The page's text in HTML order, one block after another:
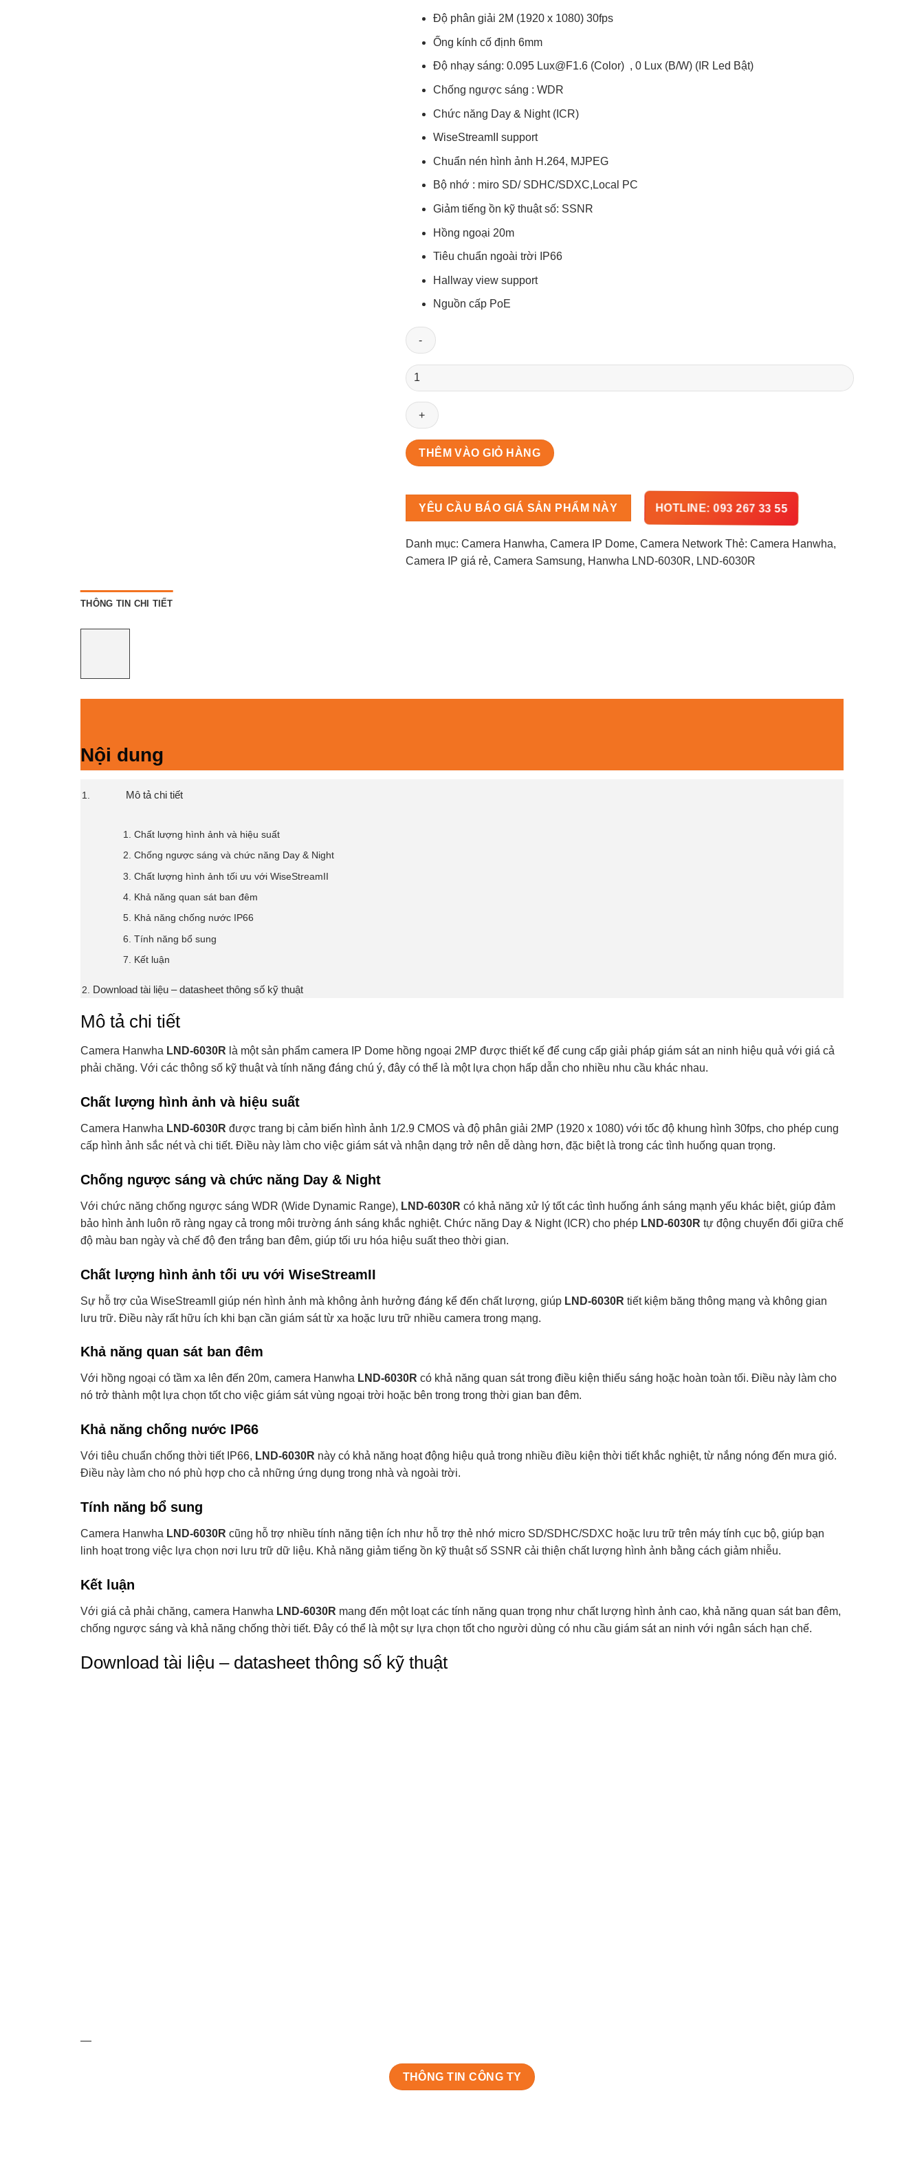
Độ phân giải 2M (1920 x 1080) 30fps
Ống kính cố định 6mm
Độ nhạy sáng: 0.095 Lux@F1.6 (Color) , 0 Lux (B/W) (IR Led Bật)
Chống ngược sáng : WDR
Chức năng Day & Night (ICR)
WiseStreamII support
Chuẩn nén hình ảnh H.264, MJPEG
Bộ nhớ : miro SD/ SDHC/SDXC,Local PC
Giảm tiếng ồn kỹ thuật số: SSNR
Hồng ngoại 20m
Tiêu chuẩn ngoài trời IP66
Hallway view support
Nguồn cấp PoE
LND-
6030R
số
lượng
THÊM VÀO GIỎ HÀNG
YÊU CẦU BÁO GIÁ SẢN PHẨM NÀY HOTLINE: 093 267 33 55
Danh mục: Camera Hanwha, Camera IP Dome, Camera Network Thẻ: Camera Hanwha,
Camera IP giá rẻ, Camera Samsung, Hanwha LND-6030R, LND-6030R
THÔNG TIN CHI TIẾT
Nội dung
Mô tả chi tiết
Chất lượng hình ảnh và hiệu suất
Chống ngược sáng và chức năng Day & Night
Chất lượng hình ảnh tối ưu với WiseStreamII
Khả năng quan sát ban đêm
Khả năng chống nước IP66
Tính năng bổ sung
Kết luận
Download tài liệu – datasheet thông số kỹ thuật
Mô tả chi tiết
Camera Hanwha LND-6030R là một sản phẩm camera IP Dome hồng ngoại 2MP được thiết kế để cung cấp giải pháp giám sát an ninh hiệu quả với giá cả
phải chăng. Với các thông số kỹ thuật và tính năng đáng chú ý, đây có thể là một lựa chọn hấp dẫn cho nhiều nhu cầu khác nhau.
Chất lượng hình ảnh và hiệu suất
Camera Hanwha LND-6030R được trang bị cảm biến hình ảnh 1/2.9 CMOS và độ phân giải 2MP (1920 x 1080) với tốc độ khung hình 30fps, cho phép cung
cấp hình ảnh sắc nét và chi tiết. Điều này làm cho việc giám sát và nhận dạng trở nên dễ dàng hơn, đặc biệt là trong các tình huống quan trọng.
Chống ngược sáng và chức năng Day & Night
Với chức năng chống ngược sáng WDR (Wide Dynamic Range), LND-6030R có khả năng xử lý tốt các tình huống ánh sáng mạnh yếu khác biệt, giúp đảm
bảo hình ảnh luôn rõ ràng ngay cả trong môi trường ánh sáng khắc nghiệt. Chức năng Day & Night (ICR) cho phép LND-6030R tự động chuyển đổi giữa chế
độ màu ban ngày và chế độ đen trắng ban đêm, giúp tối ưu hóa hiệu suất theo thời gian.
Chất lượng hình ảnh tối ưu với WiseStreamII
Sự hỗ trợ của WiseStreamII giúp nén hình ảnh mà không ảnh hưởng đáng kể đến chất lượng, giúp LND-6030R tiết kiệm băng thông mạng và không gian
lưu trữ. Điều này rất hữu ích khi bạn cần giám sát từ xa hoặc lưu trữ nhiều camera trong mạng.
Khả năng quan sát ban đêm
Với hồng ngoại có tầm xa lên đến 20m, camera Hanwha LND-6030R có khả năng quan sát trong điều kiện thiếu sáng hoặc hoàn toàn tối. Điều này làm cho
nó trở thành một lựa chọn tốt cho việc giám sát vùng ngoại trời hoặc bên trong trong thời gian ban đêm.
Khả năng chống nước IP66
Với tiêu chuẩn chống thời tiết IP66, LND-6030R này có khả năng hoạt động hiệu quả trong nhiều điều kiện thời tiết khắc nghiệt, từ nắng nóng đến mưa gió.
Điều này làm cho nó phù hợp cho cả những ứng dụng trong nhà và ngoài trời.
Tính năng bổ sung
Camera Hanwha LND-6030R cũng hỗ trợ nhiều tính năng tiện ích như hỗ trợ thẻ nhớ micro SD/SDHC/SDXC hoặc lưu trữ trên máy tính cục bộ, giúp bạn
linh hoạt trong việc lựa chọn nơi lưu trữ dữ liệu. Khả năng giảm tiếng ồn kỹ thuật số SSNR cải thiện chất lượng hình ảnh bằng cách giảm nhiễu.
Kết luận
Với giá cả phải chăng, camera Hanwha LND-6030R mang đến một loạt các tính năng quan trọng như chất lượng hình ảnh cao, khả năng quan sát ban đêm,
chống ngược sáng và khả năng chống thời tiết. Đây có thể là một sự lựa chọn tốt cho người dùng có nhu cầu giám sát an ninh với ngân sách hạn chế.
Download tài liệu – datasheet thông số kỹ thuật
—
THÔNG TIN CÔNG TY